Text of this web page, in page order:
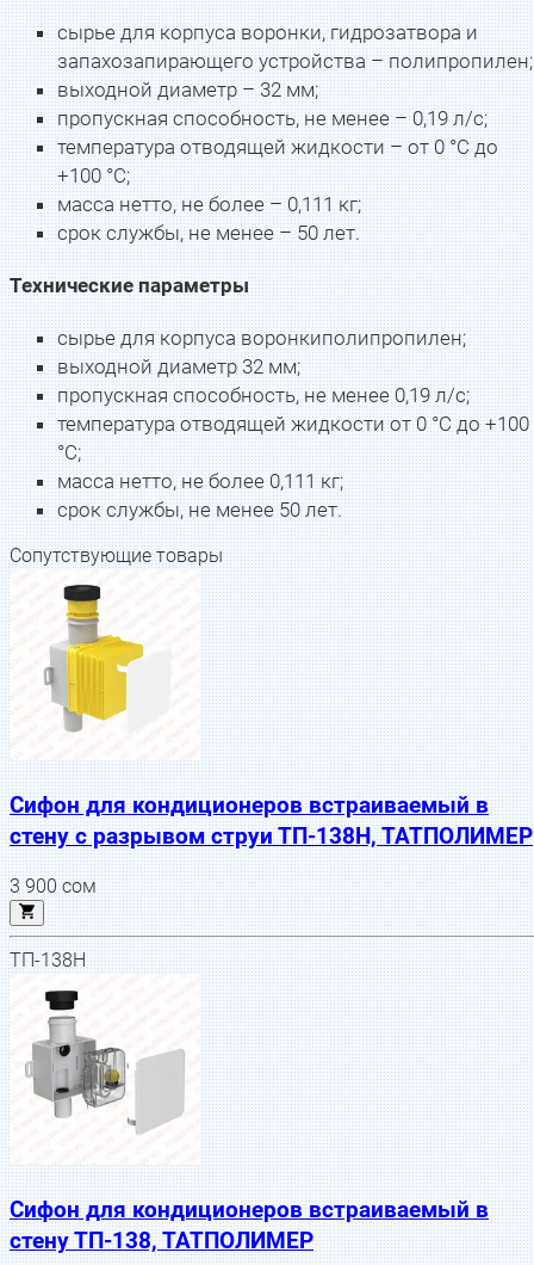
сырье для корпуса воронки, гидрозатвора и
запахозапирающего устройства – полипропилен;
выходной диаметр – 32 мм;
пропускная способность, не менее – 0,19 л/с;
температура отводящей жидкости – от 0 °С до
+100 °С;
масса нетто, не более – 0,111 кг;
срок службы, не менее – 50 лет.
Технические параметры
сырье для корпуса воронкиполипропилен;
выходной диаметр32 мм;
пропускная способность, не менее0,19 л/с;
температура отводящей жидкостиот 0 °С до +100
°С;
масса нетто, не более0,111 кг;
срок службы, не менее50 лет.
Сопутствующие товары
Cифон для кондиционеров встраиваемый в
стену с разрывом струи ТП-138Н, ТАТПОЛИМЕР
3 900сом
ТП-138Н
Cифон для кондиционеров встраиваемый в
стену ТП-138, ТАТПОЛИМЕР